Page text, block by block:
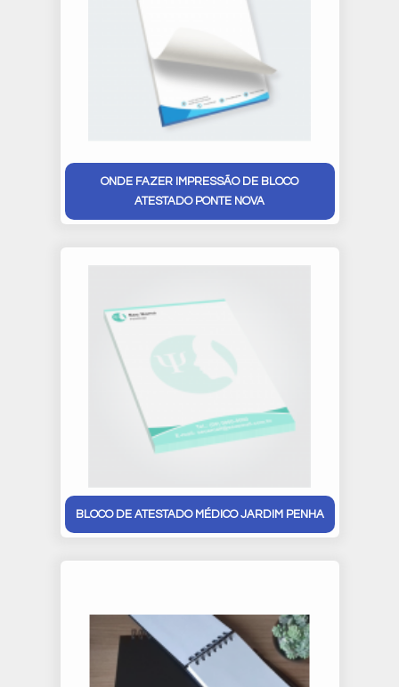
ONDE FAZER IMPRESSÃO DE BLOCO
ATESTADO PONTE NOVA
BLOCO DE ATESTADO MÉDICO JARDIM PENHA